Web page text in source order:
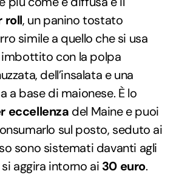
roll, un panino tostato
simile a quello che si usa
con la polpa
dell’insalata e una
a base di maionese. È lo
eccellenza del Maine e puoi
sul posto, seduto ai
sono sistemati davanti agli
aggira intorno ai 30 euro.